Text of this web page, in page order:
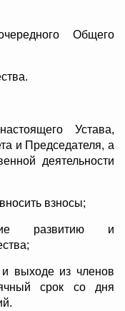
Общего
Устава,
и Председателя, а
деятельности
взносы;
развитию и
выходе из членов
срок со дня